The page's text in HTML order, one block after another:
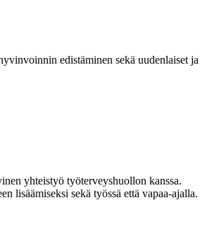
edistäminen sekä uudenlaiset ja
yhteistyö työterveyshuollon kanssa.
lisäämiseksi sekä työssä että vapaa-ajalla.